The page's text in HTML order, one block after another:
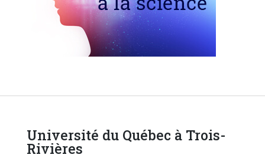
Université du Québec à Trois-
Rivières